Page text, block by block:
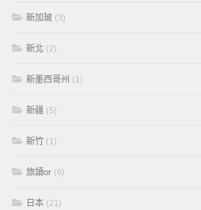
新加玻 (3)
新北 (2)
新墨西哥州 (1)
新疆 (5)
新竹 (1)
旅讀or (6)
日本 (21)